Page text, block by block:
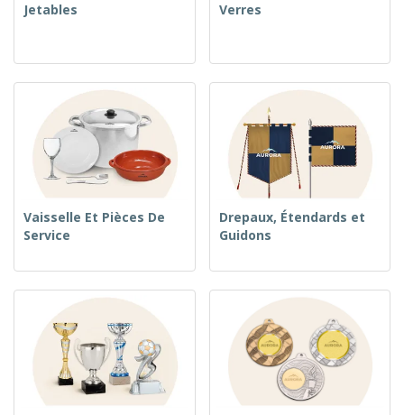
Jetables Verres
Vaisselle Et Pièces De
Service
Drepaux, Étendards et
Guidons